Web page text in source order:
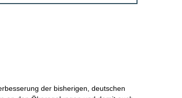
der bisherigen, deutschen